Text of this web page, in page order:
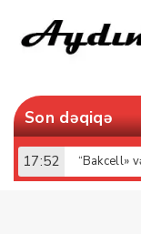
Son dəqiqə
17:52